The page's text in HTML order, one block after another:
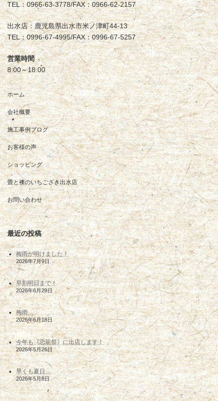
TEL：0966-63-3778/FAX：0966-62-2157
出水店：鹿児島県出水市米ノ津町44-13
TEL：0996-67-4995/FAX：0996-67-5257
営業時間
8:00～18:00
ホーム
会社概要
施工事例ブログ
お客様の声
ショッピング
畳と襖のいちござき出水店
お問い合わせ
最近の投稿
梅雨が明けました！
2026年7月9日
早割明日まで！
2026年6月29日
梅雨…
2026年6月18日
今年も《恋龍祭》に出店します！
2026年5月26日
早くも夏日…
2026年5月8日